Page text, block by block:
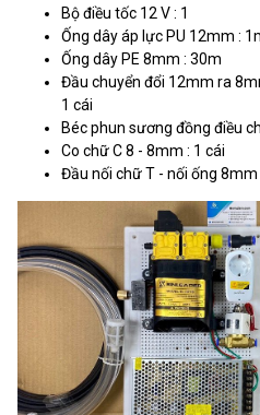
Bộ điều tốc 12 V : 1
Ống dây áp lực PU 12mm :
Ống dây PE 8mm : 30m
Đầu chuyển đổi 12mm ra
1 cái
Béc phun sương đồng điều
Co chữ C 8 - 8mm : 1 cái
Đầu nối chữ T - nối ống 8mm